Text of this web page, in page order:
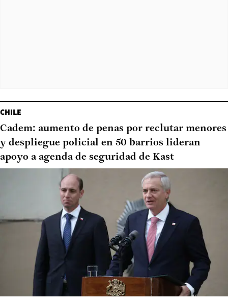
CHILE
Cadem: aumento de penas por reclutar menores
y despliegue policial en 50 barrios lideran
apoyo a agenda de seguridad de Kast